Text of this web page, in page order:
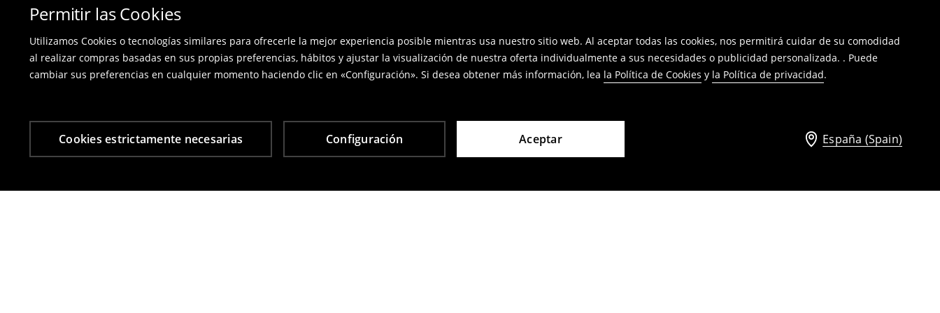
Permitir las Cookies
Utilizamos Cookies o tecnologías similares para ofrecerle la mejor experiencia posible mientras usa nuestro sitio web. Al aceptar todas las cookies, nos permitirá cuidar de su comodidad
al realizar compras basadas en sus propias preferencias, hábitos y ajustar la visualización de nuestra oferta individualmente a sus necesidades o publicidad personalizada. . Puede
cambiar sus preferencias en cualquier momento haciendo clic en «Configuración». Si desea obtener más información, lea la Política de Cookies y la Política de privacidad.
Cookies estrictamente necesarias Configuración Aceptar España (Spain)